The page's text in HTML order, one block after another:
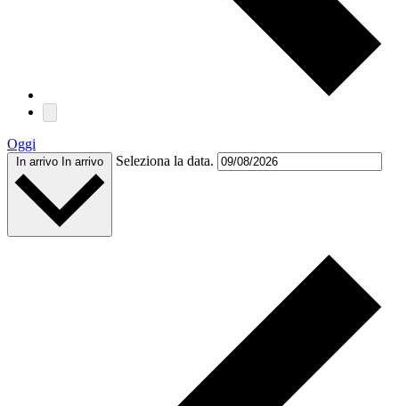
Oggi
In arrivo In arrivo Seleziona la data.